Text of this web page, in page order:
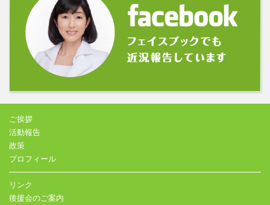
ご挨拶
活動報告
政策
プロフィール
リンク
後援会のご案内